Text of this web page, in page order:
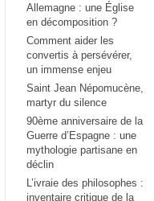
Allemagne : une Église
en décomposition ?
Comment aider les
convertis à persévérer,
un immense enjeu
Saint Jean Népomucène,
martyr du silence
90ème anniversaire de la
Guerre d’Espagne : une
mythologie partisane en
déclin
L’ivraie des philosophes :
inventaire critique de la